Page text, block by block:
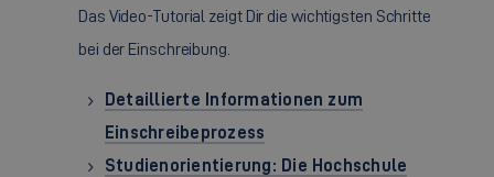
Das Video-Tutorial zeigt Dir die wichtigsten Schritte
bei der Einschreibung.
Detaillierte Informationen zum
Einschreibeprozess
Studienorientierung: Die Hochschule